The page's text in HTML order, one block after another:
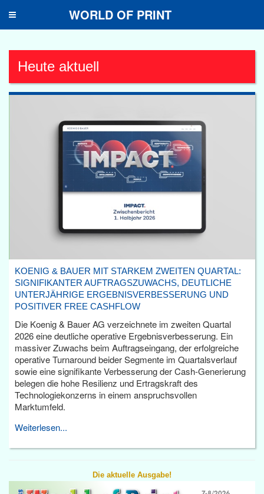
Toggle
WORLD OF PRINT
Heute aktuell
KOENIG & BAUER MIT STARKEM ZWEITEN QUARTAL:
SIGNIFIKANTER AUFTRAGSZUWACHS, DEUTLICHE
UNTERJÄHRIGE ERGEBNISVERBESSERUNG UND
POSITIVER FREE CASHFLOW
Die Koenig & Bauer AG verzeichnete im zweiten Quartal
2026 eine deutliche operative Ergebnisverbesserung. Ein
massiver Zuwachs beim Auftragseingang, der erfolgreiche
operative Turnaround beider Segmente im Quartalsverlauf
sowie eine signifikante Verbesserung der Cash-Generierung
belegen die hohe Resilienz und Ertragskraft des
Technologiekonzerns in einem anspruchsvollen
Marktumfeld.
Weiterlesen...
Die aktuelle Ausgabe!